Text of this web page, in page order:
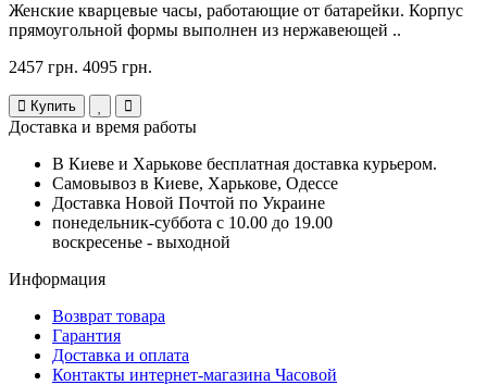
Женские кварцевые часы, работающие от батарейки. Корпус
прямоугольной формы выполнен из нержавеющей ..
2457 грн. 4095 грн.
Купить
Доставка и время работы
В Киеве и Харькове бесплатная доставка курьером.
Самовывоз в Киеве, Харькове, Одессе
Доставка Новой Почтой по Украине
понедельник-суббота с 10.00 до 19.00
воскресенье - выходной
Информация
Возврат товара
Гарантия
Доставка и оплата
Контакты интернет-магазина Часовой